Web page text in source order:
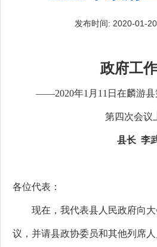
发布时间: 2020-01-
政府工
——2020年1月11日在麟游县
第四次会议
县长 李
各位代表：
现在，我代表县人民政府向
议，并请县政协委员和其他列席人